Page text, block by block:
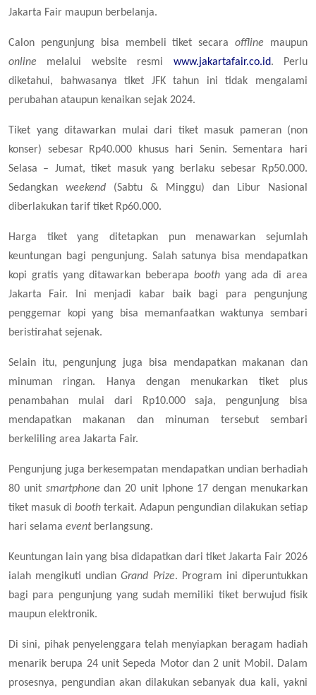
Jakarta Fair maupun berbelanja.
Calon pengunjung bisa membeli tiket secaraoffline maupun
online melalui website resmi www.jakartafair.co.id. Perlu
diketahui, bahwasanya tiket JFK tahun ini tidak mengalami
perubahan ataupun kenaikan sejak 2024.
Tiket yang ditawarkan mulai dari tiket masuk pameran (non
konser) sebesar Rp40.000 khusus hari Senin. Sementara hari
Selasa – Jumat, tiket masuk yang berlaku sebesar Rp50.000.
Sedangkan weekend (Sabtu & Minggu) dan Libur Nasional
diberlakukan tarif tiket Rp60.000.
Harga tiket yang ditetapkan pun menawarkan sejumlah
keuntungan bagi pengunjung. Salah satunya bisa mendapatkan
kopi gratis yang ditawarkan beberapa boothyang ada di area
Jakarta Fair. Ini menjadi kabar baik bagi para pengunjung
penggemar kopi yang bisa memanfaatkan waktunya sembari
beristirahat sejenak.
Selain itu, pengunjung juga bisa mendapatkan makanan dan
minuman ringan. Hanya dengan menukarkan tiket plus
penambahan mulai dari Rp10.000 saja, pengunjung bisa
mendapatkan makanan dan minuman tersebut sembari
berkeliling area Jakarta Fair.
Pengunjung juga berkesempatan mendapatkan undian berhadiah
80 unit smartphone dan 20 unit Iphone 17 dengan menukarkan
tiket masuk di booth terkait. Adapun pengundian dilakukan setiap
hari selama eventberlangsung.
Keuntungan lain yang bisa didapatkan dari tiket Jakarta Fair 2026
ialah mengikuti undianGrand Prize. Program ini diperuntukkan
bagi para pengunjung yang sudah memiliki tiket berwujud fisik
maupun elektronik.
Di sini, pihak penyelenggara telah menyiapkan beragam hadiah
menarik berupa 24 unit Sepeda Motor dan 2 unit Mobil. Dalam
prosesnya, pengundian akan dilakukan sebanyak dua kali, yakni